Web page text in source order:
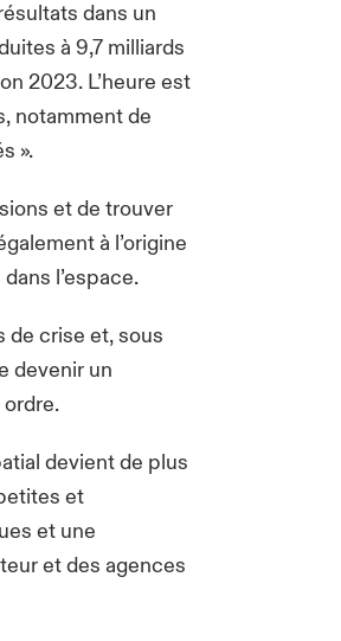
dans un
à 9,7 milliards
2023. L’heure est
notamment de
».
et de trouver
à l’origine
l’espace.
de crise et, sous
devenir un
devient de plus
et
et une
et des agences